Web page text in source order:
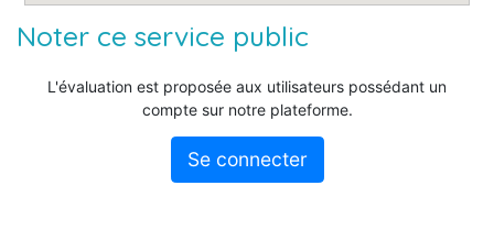
Noter ce service public
L'évaluation est proposée aux utilisateurs possédant un
compte sur notre plateforme.
Se connecter